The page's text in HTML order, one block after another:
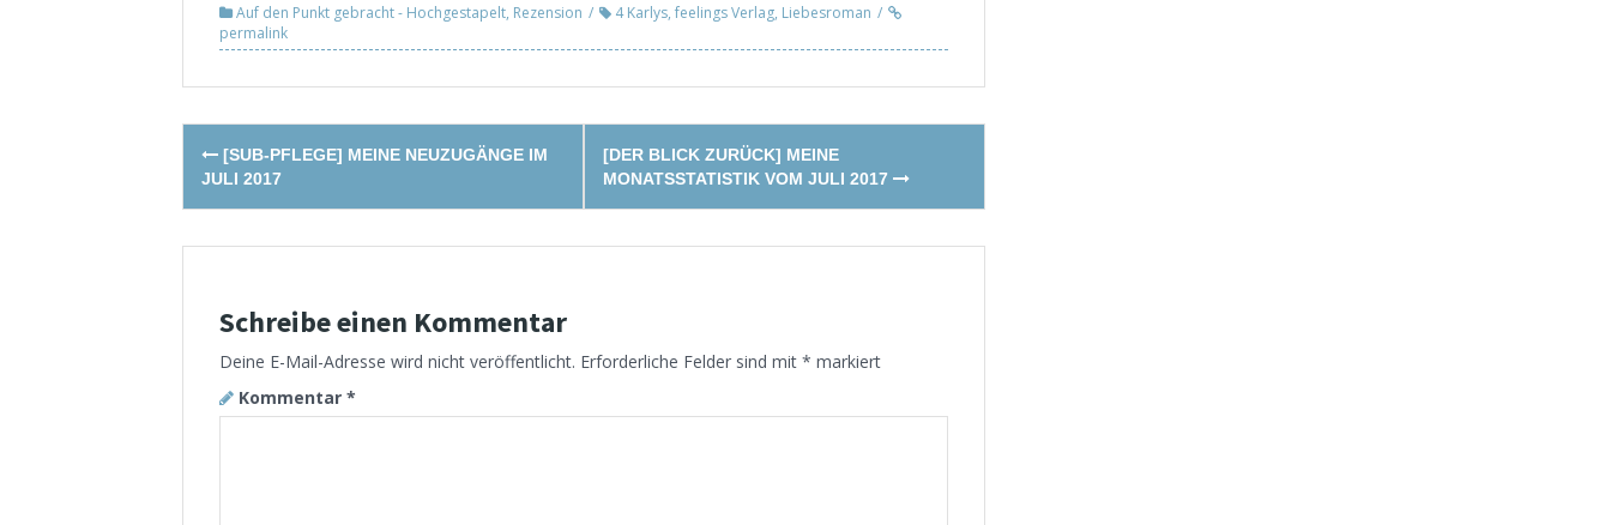
Auf den Punkt gebracht - Hochgestapelt, Rezension 4 Karlys, feelings Verlag, Liebesroman
permalink
Post
navigation
[SUB-PFLEGE] MEINE NEUZUGÄNGE IM
JULI 2017
[DER BLICK ZURÜCK] MEINE
MONATSSTATISTIK VOM JULI 2017
Schreibe einen Kommentar
Deine E-Mail-Adresse wird nicht veröffentlicht. Erforderliche Felder sind mit * markiert
Kommentar *